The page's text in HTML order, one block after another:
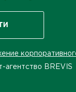
агентство BREVIS